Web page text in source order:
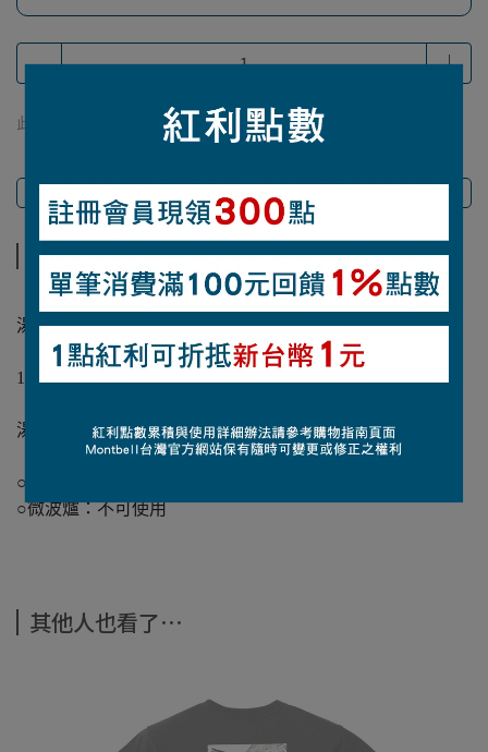
此商品 「 最高 」可以折抵紅利 點 (約等於NT$48
商品介紹
【材質】
湯匙/叉子：飽和聚酯樹脂、鋁合金
【重量】
14克
湯匙：長7.7公分 叉子：長7.3公分
【廚房電器使用限制】
○洗碗機：不可使用
○微波爐：不可使用
其他人也看了⋯